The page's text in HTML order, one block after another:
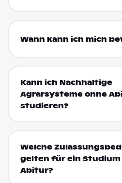
Wann kann ich mich
Kann ich Nachhaltige
Agrarsysteme ohne
studieren?
Welche
gelten für ein Studium
Abitur?